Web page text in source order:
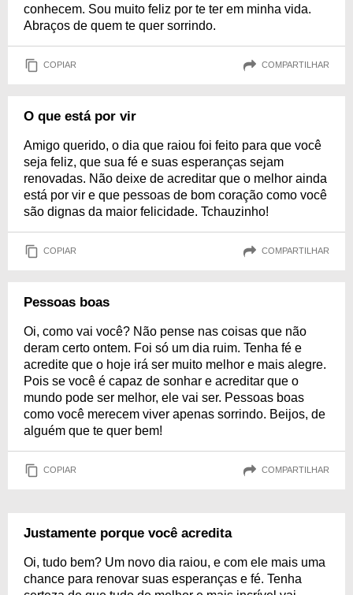
conhecem. Sou muito feliz por te ter em minha vida.
Abraços de quem te quer sorrindo.
COPIAR COMPARTILHAR
O que está por vir
Amigo querido, o dia que raiou foi feito para que você
seja feliz, que sua fé e suas esperanças sejam
renovadas. Não deixe de acreditar que o melhor ainda
está por vir e que pessoas de bom coração como você
são dignas da maior felicidade. Tchauzinho!
COPIAR COMPARTILHAR
Pessoas boas
Oi, como vai você? Não pense nas coisas que não
deram certo ontem. Foi só um dia ruim. Tenha fé e
acredite que o hoje irá ser muito melhor e mais alegre.
Pois se você é capaz de sonhar e acreditar que o
mundo pode ser melhor, ele vai ser. Pessoas boas
como você merecem viver apenas sorrindo. Beijos, de
alguém que te quer bem!
COPIAR COMPARTILHAR
Justamente porque você acredita
Oi, tudo bem? Um novo dia raiou, e com ele mais uma
chance para renovar suas esperanças e fé. Tenha